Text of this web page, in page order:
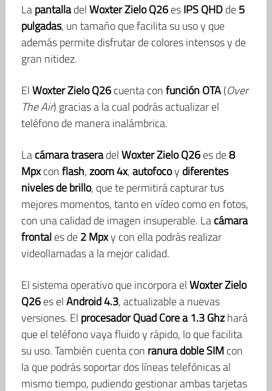
LapantalladelWoxter Zielo Q26esIPS QHDde5
pulgadas, un tamaño que facilita su uso y que
además permite disfrutar de colores intensos y de
gran nitidez.
ElWoxter Zielo Q26cuenta confunción OTA(Over
The Air) gracias a la cual podrás actualizar el
teléfono de manera inalámbrica.
Lacámara traseradelWoxter Zielo Q26es de8
Mpxconflash,zoom 4x,autofocoy diferentes
niveles de brillo, que te permitirá capturar tus
mejores momentos, tanto en vídeo como en fotos,
con una calidad de imagen insuperable. Lacámara
frontales de2 Mpxy con ella podrás realizar
videollamadas a la mejor calidad.
El sistema operativo que incorpora elWoxter Zielo
Q26es elAndroid 4.3, actualizable a nuevas
versiones. El procesador Quad Core a 1.3 Ghzhará
que el teléfono vaya fluido y rápido, lo que facilita
su uso. También cuenta con ranura doble SIMcon
la que podrás soportar dos líneas telefónicas al
mismo tiempo, pudiendo gestionar ambas tarjetas